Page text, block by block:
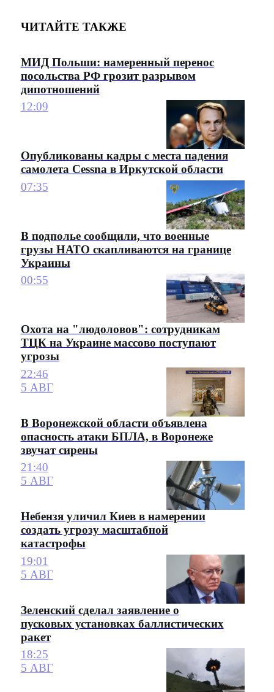
ЧИТАЙТЕ ТАКЖЕ
МИД Польши: намеренный перенос
посольства РФ грозит разрывом
дипотношений
12:09
Опубликованы кадры с места падения
самолета Cessna в Иркутской области
07:35
В подполье сообщили, что военные
грузы НАТО скапливаются на границе
Украины
00:55
Охота на "людоловов": сотрудникам
ТЦК на Украине массово поступают
угрозы
22:46
5 АВГ
В Воронежской области объявлена
опасность атаки БПЛА, в Воронеже
звучат сирены
21:40
5 АВГ
Небензя уличил Киев в намерении
создать угрозу масштабной
катастрофы
19:01
5 АВГ
Зеленский сделал заявление о
пусковых установках баллистических
ракет
18:25
5 АВГ